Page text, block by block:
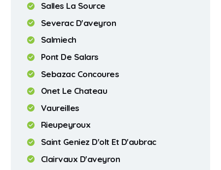
Salles La Source
Severac D'aveyron
Salmiech
Pont De Salars
Sebazac Concoures
Onet Le Chateau
Vaureilles
Rieupeyroux
Saint Geniez D'olt Et D'aubrac
Clairvaux D'aveyron